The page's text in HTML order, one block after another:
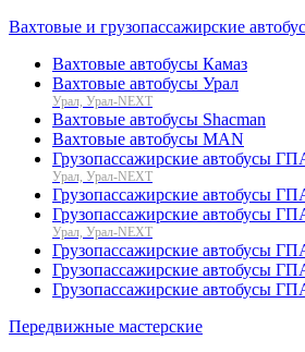
Вахтовые и грузопассажирские
Вахтовые автобусы Камаз
Вахтовые автобусы Урал
Урал, Урал-NEXT
Вахтовые автобусы Shacman
Вахтовые автобусы MAN
Грузопассажирские автобусы
Урал, Урал-NEXT
Грузопассажирские автобусы
Грузопассажирские автобусы
Урал, Урал-NEXT
Грузопассажирские автобусы
Грузопассажирские автобусы
Грузопассажирские автобусы
Передвижные мастерские